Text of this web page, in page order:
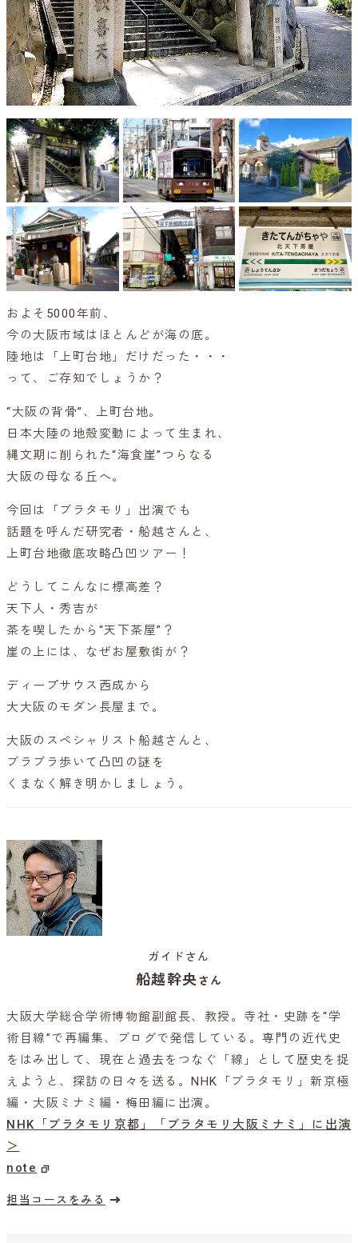
およそ5000年前、
今の大阪市域はほとんどが海の底。
陸地は「上町台地」だけだった・・・
って、ご存知でしょうか？
“大阪の背骨”、上町台地。
日本大陸の地殻変動によって生まれ、
縄文期に削られた“海食崖”つらなる
大阪の母なる丘へ。
今回は「ブラタモリ」出演でも
話題を呼んだ研究者・船越さんと、
上町台地徹底攻略凸凹ツアー！
どうしてこんなに標高差？
天下人・秀吉が
茶を喫したから“天下茶屋”？
崖の上には、なぜお屋敷街が？
ディープサウス西成から
大大阪のモダン長屋まで。
大阪のスペシャリスト船越さんと、
ブラブラ歩いて凸凹の謎を
くまなく解き明かしましょう。
ガイドさん
船越幹央さん
大阪大学総合学術博物館副館長、教授。寺社・史跡を“学
術目線”で再編集、ブログで発信している。専門の近代史
をはみ出して、現在と過去をつなぐ「線」として歴史を捉
えようと、探訪の日々を送る。NHK「ブラタモリ」新京極
編・大阪ミナミ編・梅田編に出演。
NHK「ブラタモリ京都」
「ブラタモリ大阪ミナミ」に出演
＞
note
担当コースをみる